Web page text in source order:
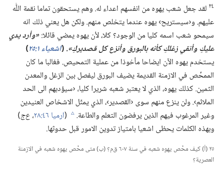
٢٤ لقد جعل شعب يهوه من انفسهم اعداء له.‏ وهم يستحقون تماما نقمة اللّٰه
عليهم.‏ و‹سيستريح› يهوه عندما يتخلص منهم.‏ ولكن هل يعني ذلك انه
سيمحو شعب اسمه كليا من الوجود؟‏ كلا،‏ لأن يهوه يمضي قائلا:‏‏«وأرد يدي
عليكِ وأنقي زغلكِ كأنه بالبورق وأنزع كل قصديركِ».‏(‏اشعياء ١:‏٢٥
‏)‏
يستخدم يهوه الآن ايضاحا مأخوذا من عملية التمحيص.‏ فغالبا ما كان
الممحِّص في الازمنة القديمة يضيف البورق ليفصل بين الزغل والمعدن
الثمين.‏ كذلك يهوه،‏ الذي لا يعتبر شعبه شريرا كليا،‏ ‹سيؤدبهم الى الحد
الملائم›.‏ ولن ينزع منهم سوى ‹القصدير›،‏ الذي يمثّل الاشخاص العنيدين
وغير المرغوب فيهم الذين يرفضون التعلم والطاعة.‏ c
(‏ارميا ٤٦:‏٢٨ ‏،‏ع‌ج‏)‏
وبهذه الكلمات يحظى اشعيا بامتياز تدوين الامور قبل حدوثها.‏
٢٥ (‏أ)‏ كيف محَّص يهوه شعبه في سنة ٦٠٧ ق‌م؟‏ (‏ب)‏ متى محَّص يهوه شعبه في الازمنة
العصرية؟‏